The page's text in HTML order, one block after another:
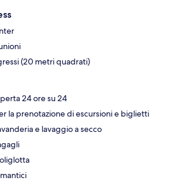
(20 metri quadrati)
24 ore su 24
la prenotazione di escursioni e biglietti
e lavaggio a secco